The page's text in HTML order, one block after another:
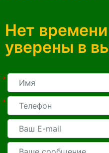
Нет
уверены в
*
*